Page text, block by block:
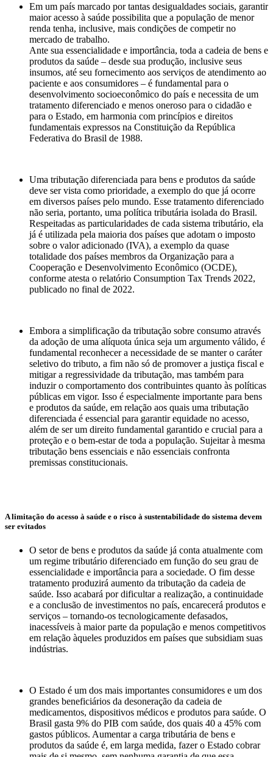
Em um país marcado por tantas desigualdades sociais, garantir
maior acesso à saúde possibilita que a população de menor
renda tenha, inclusive, mais condições de competir no
mercado de trabalho.
Ante sua essencialidade e importância, toda a cadeia de bens e
produtos da saúde – desde sua produção, inclusive seus
insumos, até seu fornecimento aos serviços de atendimento ao
paciente e aos consumidores – é fundamental para o
desenvolvimento socioeconômico do país e necessita de um
tratamento diferenciado e menos oneroso para o cidadão e
para o Estado, em harmonia com princípios e direitos
fundamentais expressos na Constituição da República
Federativa do Brasil de 1988.
Uma tributação diferenciada para bens e produtos da saúde
deve ser vista como prioridade, a exemplo do que já ocorre
em diversos países pelo mundo. Esse tratamento diferenciado
não seria, portanto, uma política tributária isolada do Brasil.
Respeitadas as particularidades de cada sistema tributário, ela
já é utilizada pela maioria dos países que adotam o imposto
sobre o valor adicionado (IVA), a exemplo da quase
totalidade dos países membros da Organização para a
Cooperação e Desenvolvimento Econômico (OCDE),
conforme atesta o relatório Consumption Tax Trends 2022,
publicado no final de 2022.
Embora a simplificação da tributação sobre consumo através
da adoção de uma alíquota única seja um argumento válido, é
fundamental reconhecer a necessidade de se manter o caráter
seletivo do tributo, a fim não só de promover a justiça fiscal e
mitigar a regressividade da tributação, mas também para
induzir o comportamento dos contribuintes quanto às políticas
públicas em vigor. Isso é especialmente importante para bens
e produtos da saúde, em relação aos quais uma tributação
diferenciada é essencial para garantir equidade no acesso,
além de ser um direito fundamental garantido e crucial para a
proteção e o bem-estar de toda a população. Sujeitar à mesma
tributação bens essenciais e não essenciais confronta
premissas constitucionais.
A limitação do acesso à saúde e o risco à sustentabilidade do sistema devem
ser evitados
O setor de bens e produtos da saúde já conta atualmente com
um regime tributário diferenciado em função do seu grau de
essencialidade e importância para a sociedade. O fim desse
tratamento produzirá aumento da tributação da cadeia de
saúde. Isso acabará por dificultar a realização, a continuidade
e a conclusão de investimentos no país, encarecerá produtos e
serviços – tornando-os tecnologicamente defasados,
inacessíveis à maior parte da população e menos competitivos
em relação àqueles produzidos em países que subsidiam suas
indústrias.
O Estado é um dos mais importantes consumidores e um dos
grandes beneficiários da desoneração da cadeia de
medicamentos, dispositivos médicos e produtos para saúde. O
Brasil gasta 9% do PIB com saúde, dos quais 40 a 45% com
gastos públicos. Aumentar a carga tributária de bens e
produtos da saúde é, em larga medida, fazer o Estado cobrar